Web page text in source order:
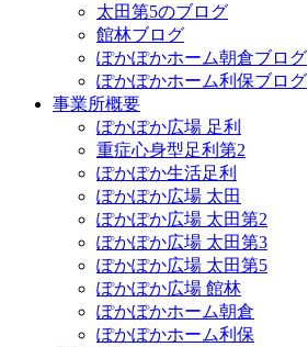
太田第5のブログ
館林ブログ
ぽかぽかホーム朝倉ブログ
ぽかぽかホーム利保ブログ
事業所概要
ぽかぽか広場 足利
重症心身型足利第2
ぽかぽか生活足利
ぽかぽか広場 太田
ぽかぽか広場 太田第2
ぽかぽか広場 太田第3
ぽかぽか広場 太田第5
ぽかぽか広場 館林
ぽかぽかホーム朝倉
ぽかぽかホーム利保